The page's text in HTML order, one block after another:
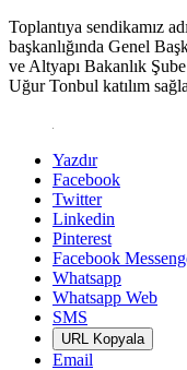
Toplantıya sendikamız
başkanlığında Genel
ve Altyapı Bakanlık Şube
Uğur Tonbul katılım
Yazdır
Facebook
Twitter
Linkedin
Pinterest
Facebook
Whatsapp
Whatsapp Web
SMS
URL Kopyala
Email